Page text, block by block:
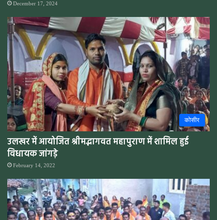
December 17, 2024
कोसीर
उलखर में आयोजित श्रीमद्भागवत महापुराण में शामिल हुई
विधायक जांगड़े
February 14, 2022